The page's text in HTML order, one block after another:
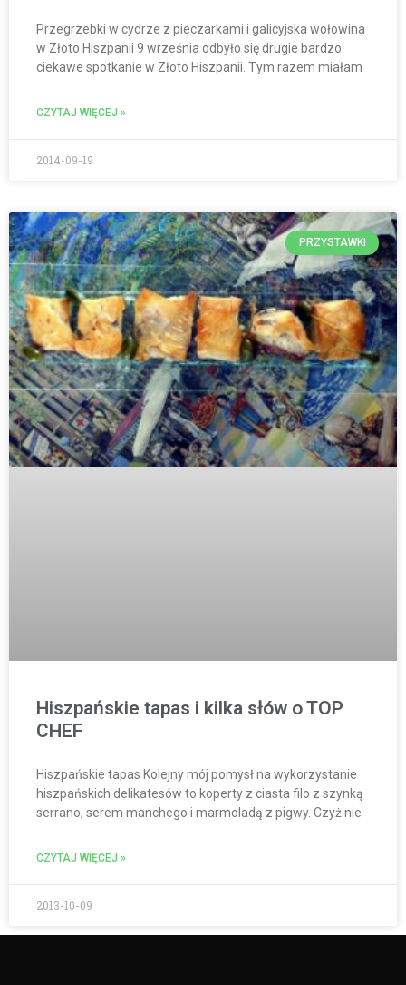
Przegrzebki w cydrze z pieczarkami i galicyjska wołowina
w Złoto Hiszpanii 9 września odbyło się drugie bardzo
ciekawe spotkanie w Złoto Hiszpanii. Tym razem miałam
CZYTAJ WIĘCEJ »
2014-09-19
PRZYSTAWKI
Hiszpańskie tapas i kilka słów o TOP
CHEF
Hiszpańskie tapas Kolejny mój pomysł na wykorzystanie
hiszpańskich delikatesów to koperty z ciasta filo z szynką
serrano, serem manchego i marmoladą z pigwy. Czyż nie
CZYTAJ WIĘCEJ »
2013-10-09